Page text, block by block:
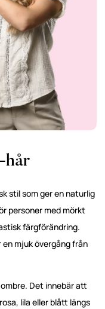
hår
stil som ger en naturlig
personer med mörkt
färgförändring.
mjuk övergång från
Det innebär att
lila eller blått längs